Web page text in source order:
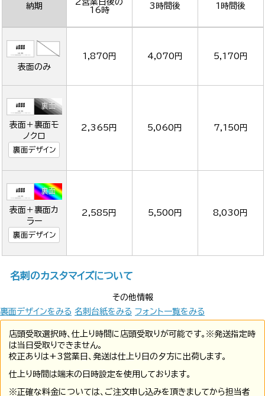
納期
2営業日後の
16時
3時間後 1時間後
表面のみ
1,870円 4,070円 5,170円
表面＋裏面モ
ノクロ
裏面デザイン
2,365円 5,060円 7,150円
表面＋裏面カ
ラー
裏面デザイン
2,585円 5,500円 8,030円
名刺のカスタマイズについて
その他情報
裏面デザインをみる 名刺台紙をみる フォント一覧をみる
店頭受取選択時、仕上り時間に店頭受取りが可能です。※発送指定時
は当日受取りできません。
校正ありは+3営業日、発送は仕上り日の夕方に出荷します。
仕上り時間は端末の日時設定を使用しております。
※正確な料金については、ご注文申し込みを頂きましてから担当者